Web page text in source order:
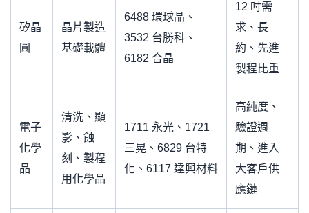
矽晶
圓
晶片製造
基礎載體
6488 環球晶、
3532 台勝科、
6182 合晶
12 吋需
求、長
約、先進
製程比重
電子
化學
品
清洗、顯
影、蝕
刻、製程
用化學品
1711 永光、1721
三晃、6829 台特
化、6117 達興材料
高純度、
驗證週
期、進入
大客戶供
應鏈